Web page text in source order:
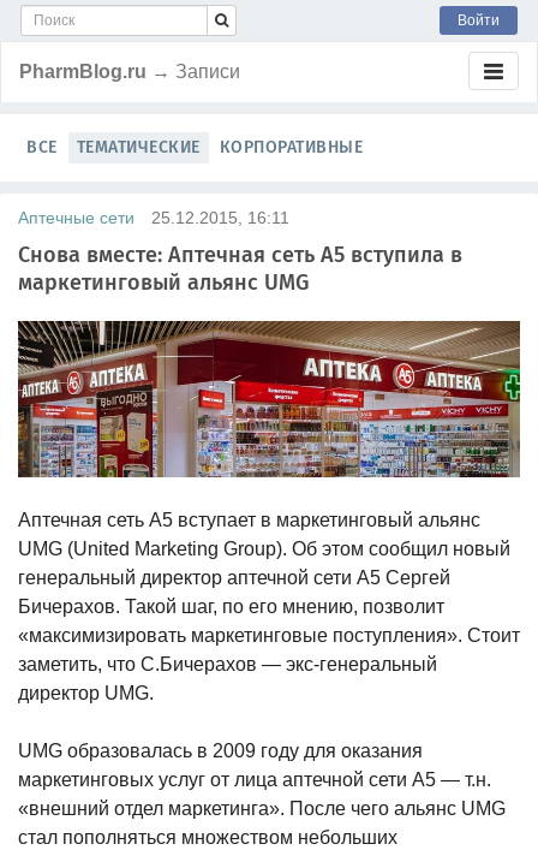
Войти
PharmBlog.ru → Записи
ВСЕ ТЕМАТИЧЕСКИЕ КОРПОРАТИВНЫЕ
Аптечные сети 25.12.2015, 16:11
Снова вместе: Аптечная сеть А5 вступила в
маркетинговый альянс UMG
Аптечная сеть А5 вступает в маркетинговый альянс
UMG (United Marketing Group). Об этом сообщил новый
генеральный директор аптечной сети А5 Сергей
Бичерахов. Такой шаг, по его мнению, позволит
«максимизировать маркетинговые поступления». Стоит
заметить, что С.Бичерахов — экс-генеральный
директор UMG.
UMG образовалась в 2009 году для оказания
маркетинговых услуг от лица аптечной сети А5 — т.н.
«внешний отдел маркетинга». После чего альянс UMG
стал пополняться множеством небольших